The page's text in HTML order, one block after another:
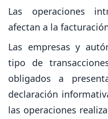
Las operaciones
afectan a la
Las empresas y
tipo de
obligados a
declaración
las operaciones